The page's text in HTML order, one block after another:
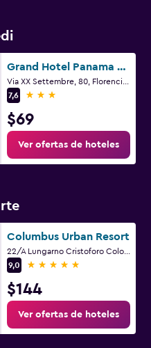
Grand Hotel Panama Firenze
7,6
3 estrellas
$69
Ver ofertas de hoteles
Columbus Urban Resort
9,0
5 estrellas
$144
Ver ofertas de hoteles